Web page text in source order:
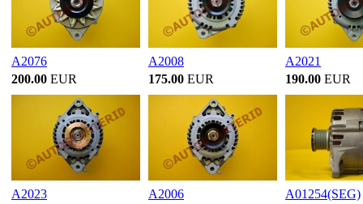
A2076
200.00 EUR
A2008
175.00 EUR
A2021
190.00 EUR
A2023
A2006
A01254(SEG)